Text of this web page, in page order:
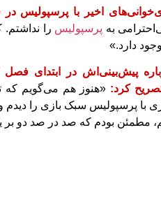
اخیر با پرسپولیس
به پرسپولیس را
دارد.»
پیش‌بینی‌اش در ابتدای فصل
کرد: «هنوز هم می‌گویم
با پرسپولیس سبک بازی را دیدم
مطمئن بودم که صد در صد دو بر